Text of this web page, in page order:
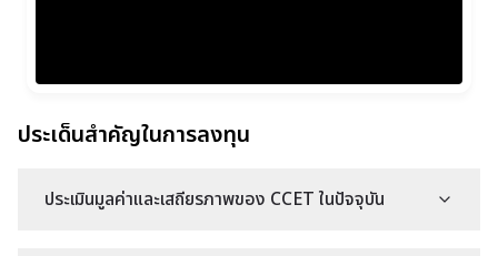
ประเด็นสำคัญในการลงทุน
ประเมินมูลค่าและเสถียรภาพของ CCET ในปัจจุบัน